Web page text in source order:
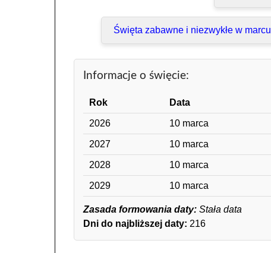
Święta zabawne i niezwykłe w marcu
Informacje o święcie:
Rok Data
2026 10 marca
2027 10 marca
2028 10 marca
2029 10 marca
Zasada formowania daty:Stała data
Dni do najbliższej daty: 216